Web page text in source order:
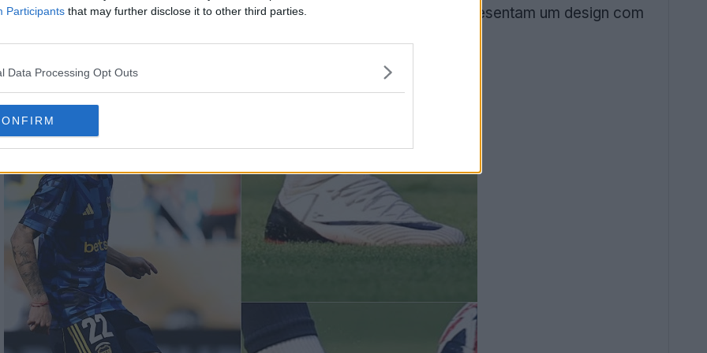
Participants that may further disclose it to other third parties.
Data Processing Opt Outs
chuteiras Nike Mercurial Vapor 16 'Fear Nothing'. As chuteiras apresentam um design com
cores associadas ao River Plate, rival histórico do Boca.